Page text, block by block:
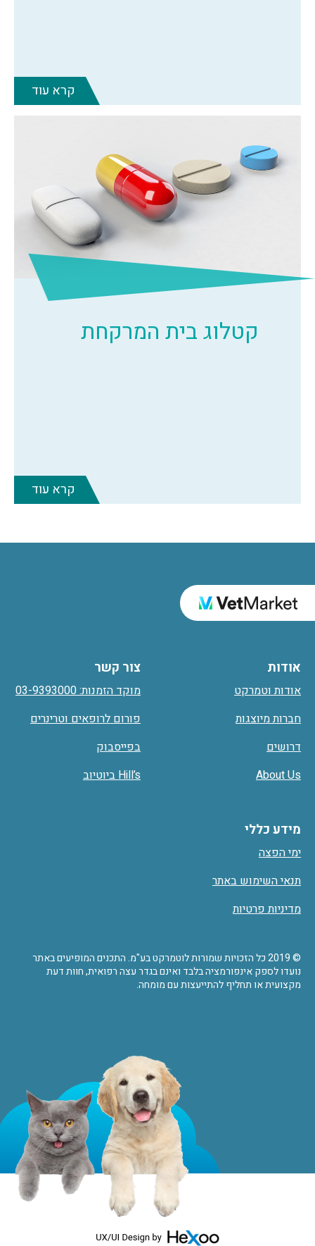
קרא עוד
קטלוג בית המרקחת
קרא עוד
אודות
אודות וטמרקט
חברות מיוצגות
דרושים
About Us
מידע כללי
ימי הפצה
תנאי השימוש באתר
מדיניות פרטיות
צור קשר
מוקד הזמנות: 03-9393000
פורום לרופאים וטרינרים
בפייסבוק
Hill’s ביוטיוב
© 2019 כל הזכויות שמורות לוטמרקט בע"מ. התכנים המופיעים באתר
נועדו לספק אינפורמציה בלבד ואינם בגדר עצה רפואית, חוות דעת
מקצועית או תחליף להתייעצות עם מומחה.